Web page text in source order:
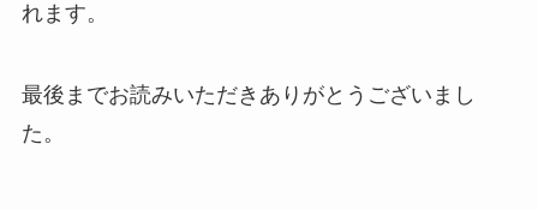
れます。
最後までお読みいただきありがとうございまし
た。